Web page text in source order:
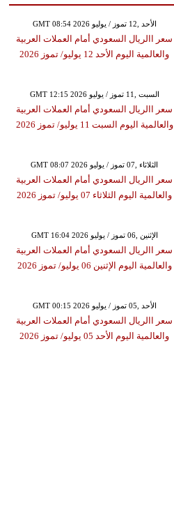
GMT 08:54 2026 الأحد ,12 تموز / يوليو
سعر االريال السعودي أمام العملات العربية
والعالمية اليوم الأحد 12 يوليو/ تموز 2026
GMT 12:15 2026 السبت ,11 تموز / يوليو
سعر االريال السعودي أمام العملات العربية
والعالمية اليوم السبت 11 يوليو/ تموز 2026
GMT 08:07 2026 الثلاثاء ,07 تموز / يوليو
سعر االريال السعودي أمام العملات العربية
والعالمية اليوم الثلاثاء 07 يوليو/ تموز 2026
GMT 16:04 2026 الإثنين ,06 تموز / يوليو
سعر االريال السعودي أمام العملات العربية
والعالمية اليوم الإثنين 06 يوليو/ تموز 2026
GMT 00:15 2026 الأحد ,05 تموز / يوليو
سعر االريال السعودي أمام العملات العربية
والعالمية اليوم الأحد 05 يوليو/ تموز 2026